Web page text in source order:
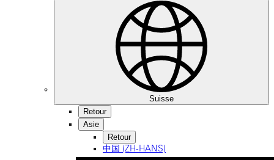
Suisse
Retour
Asie
Retour
中国 (ZH-HANS)